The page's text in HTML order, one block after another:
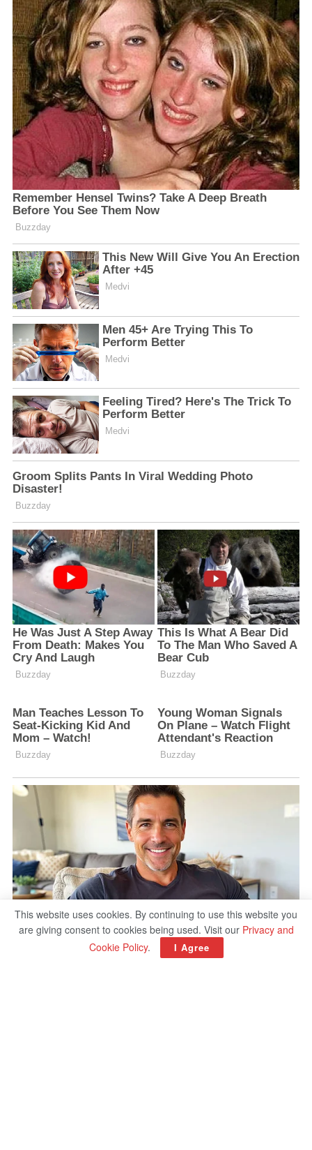
This website uses cookies. By continuing to use this website you
are giving consent to cookies being used. Visit our Privacy and
Cookie Policy. I Agree